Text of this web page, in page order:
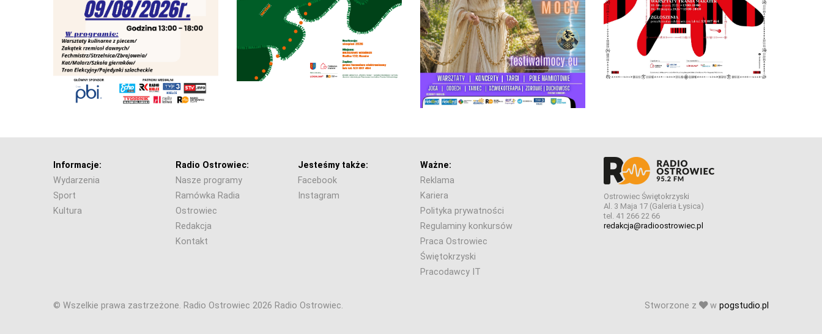
Informacje:
Wydarzenia
Sport
Kultura
Radio Ostrowiec:
Nasze programy
Ramówka Radia
Ostrowiec
Redakcja
Kontakt
Jesteśmy także:
Facebook
Instagram
Ważne:
Reklama
Kariera
Polityka prywatności
Regulaminy konkursów
Praca Ostrowiec
Świętokrzyski
Pracodawcy IT
Ostrowiec Świętokrzyski
Al. 3 Maja 17 (Galeria Łysica)
tel. 41 266 22 66
redakcja@radioostrowiec.pl
© Wszelkie prawa zastrzeżone. Radio Ostrowiec 2026 Radio Ostrowiec. Stworzone z w pogstudio.pl